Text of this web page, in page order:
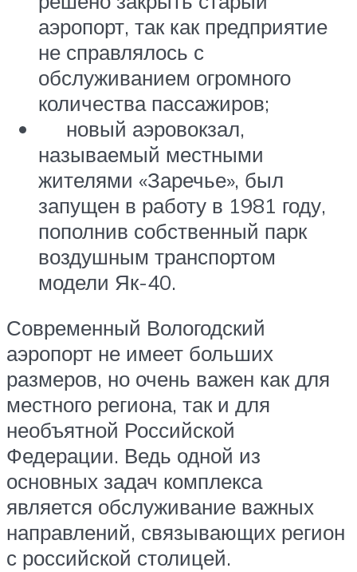
аэропорт, так как предприятие
не справлялось с
обслуживанием огромного
количества пассажиров;
новый аэровокзал,
называемый местными
жителями «Заречье», был
запущен в работу в 1981 году,
пополнив собственный парк
воздушным транспортом
модели Як-40.
Современный Вологодский
аэропорт не имеет больших
размеров, но очень важен как для
местного региона, так и для
необъятной Российской
Федерации. Ведь одной из
основных задач комплекса
является обслуживание важных
направлений, связывающих регион
с российской столицей.